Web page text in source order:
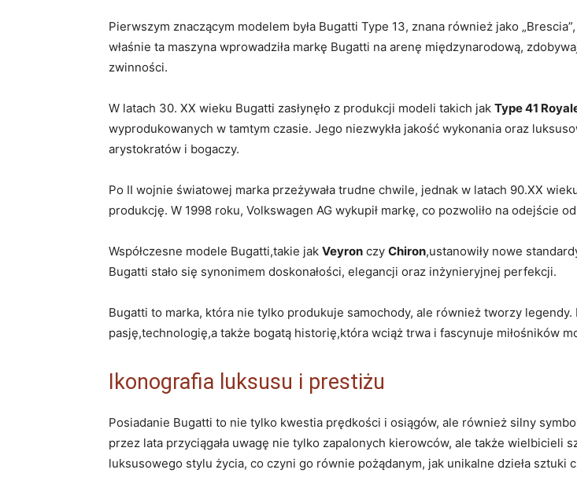
Pierwszym znaczącym modelem była Bugatti Type 13, znana również jako
właśnie ta maszyna wprowadziła markę Bugatti na arenę międzynarodową,
zwinności.
W latach 30. XX wieku Bugatti zasłynęło z produkcji modeli takich jak Type 41
wyprodukowanych w tamtym czasie. Jego niezwykła jakość wykonania oraz
arystokratów i bogaczy.
Po II wojnie światowej marka przeżywała trudne chwile, jednak w latach 90.XX
produkcję. W 1998 roku, Volkswagen AG wykupił markę, co pozwoliło na
Współczesne modele Bugatti,takie jak Veyron czy Chiron,ustanowiły nowe
Bugatti stało się synonimem doskonałości, elegancji oraz inżynieryjnej perfekcji.
Bugatti to marka, która nie tylko produkuje samochody, ale również tworzy legendy.
pasję,technologię,a także bogatą historię,która wciąż trwa i fascynuje miłośników
Ikonografia luksusu i prestiżu
Posiadanie Bugatti to nie tylko kwestia prędkości i osiągów, ale również silny
przez lata przyciągała uwagę nie tylko zapalonych kierowców, ale także wielbicieli
luksusowego stylu życia, co czyni go równie pożądanym, jak unikalne dzieła sztuki